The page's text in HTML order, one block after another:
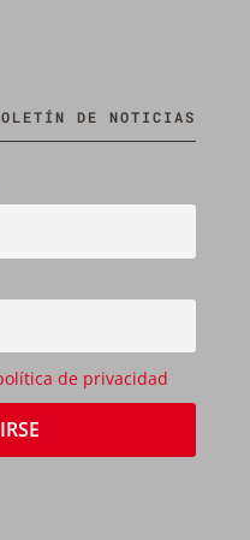
DE NOTICIAS
de privacidad